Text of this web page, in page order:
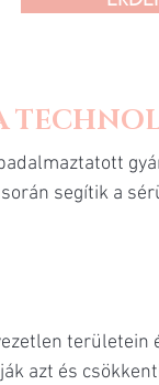
segítik a
azt és